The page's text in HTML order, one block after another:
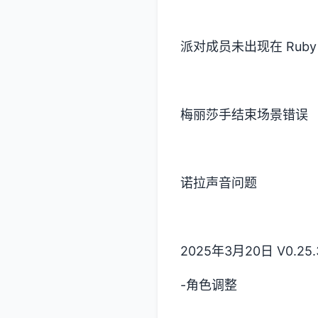
派对成员未出现在
梅丽莎手结束场景错误
诺拉声音问题
2025年3月20日
-角色调整